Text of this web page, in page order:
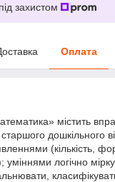
захистом
Оплата
містить
дошкільного
(кількість,
уміннями логічно